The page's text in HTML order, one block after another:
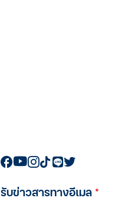
รับข่าวสารทางอีเมล*